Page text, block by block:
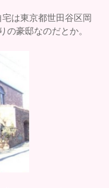
は東京都世田谷区岡
の豪邸なのだとか。